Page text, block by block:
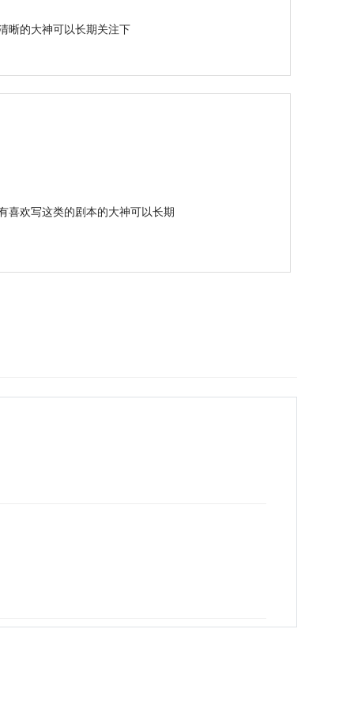
晰的大神可以长期关注下
喜欢写这类的剧本的大神可以长期